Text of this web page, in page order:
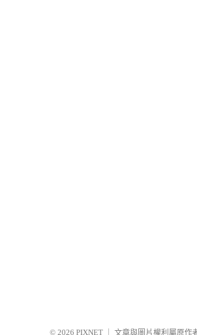
© 2026 PIXNET 文章與圖片權利屬原作